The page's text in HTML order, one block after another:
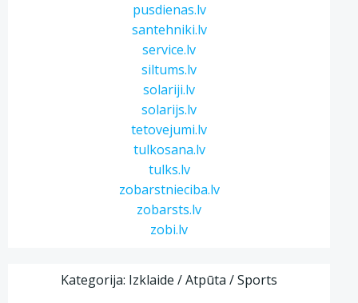
pusdienas.lv
santehniki.lv
service.lv
siltums.lv
solariji.lv
solarijs.lv
tetovejumi.lv
tulkosana.lv
tulks.lv
zobarstnieciba.lv
zobarsts.lv
zobi.lv
Kategorija: Izklaide / Atpūta / Sports